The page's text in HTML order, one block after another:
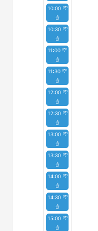
10:00 空
き
10:30 空
き
11:00 空
き
11:30 空
き
12:00 空
き
12:30 空
き
13:00 空
き
13:30 空
き
14:00 空
き
14:30 空
き
15:00 空
き